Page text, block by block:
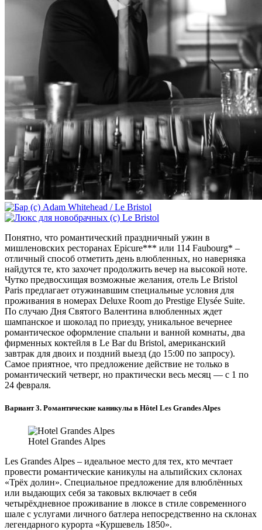
Понятно, что романтический праздничный ужин в
мишленовских ресторанах Epicure*** или 114 Faubourg* –
отличный способ отметить день влюбленных, но наверняка
найдутся те, кто захочет продолжить вечер на высокой ноте.
Чутко предвосхищая возможные желания, отель Le Bristol
Paris предлагает отужинавшим специальные условия для
проживания в номерах Deluxe Room до Prestige Elysée Suite.
По случаю Дня Святого Валентина влюбленных ждет
шампанское и шоколад по приезду, уникальное вечернее
романтическое оформление спальни и ванной комнаты, два
фирменных коктейля в Le Bar du Bristol, американский
завтрак для двоих и поздний выезд (до 15:00 по запросу).
Самое приятное, что предложение действие не только в
романтический четверг, но практически весь месяц — с 1 по
24 февраля.
Вариант 3. Романтические каникулы в Hôtel Les Grandes Alpes
Hotel Grandes Alpes
Les Grandes Alpes – идеальное место для тех, кто мечтает
провести романтические каникулы на альпийских склонах
«Трёх долин». Специальное предложение для влюблённых
или выдающих себя за таковых включает в себя
четырёхдневное проживание в люксе в стиле современного
шале с услугами личного батлера непосредственно на склонах
легендарного курорта «Куршевель 1850».